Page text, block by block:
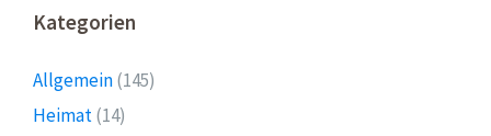
Kategorien
Allgemein(145)
Heimat(14)